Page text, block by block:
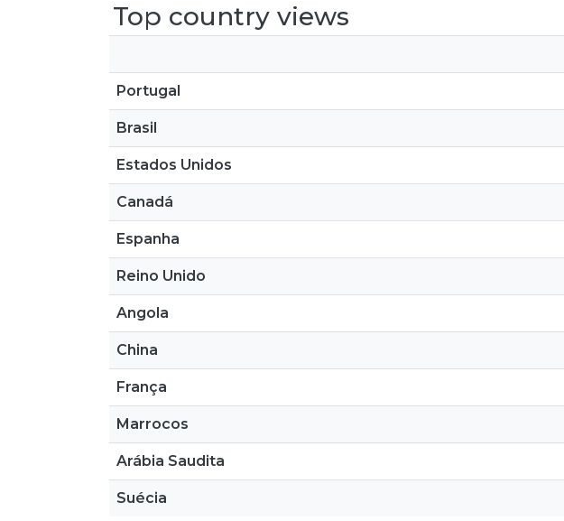
Top country views
Portugal
Brasil
Estados Unidos
Canadá
Espanha
Reino Unido
Angola
China
França
Marrocos
Arábia Saudita
Suécia